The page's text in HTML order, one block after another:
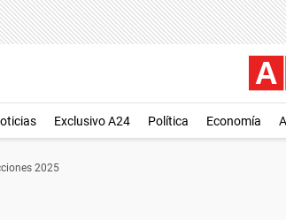
Exclusivo A24 Política Economía
2025